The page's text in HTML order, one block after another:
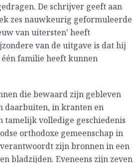
De schrijver geeft aan
zes nauwkeurig geformuleerde
van uitersten’ heeft
van de uitgave is dat hij
familie heeft kunnen
die bewaard zijn gebleven
daarbuiten, in kranten en
tamelijk volledige geschiedenis
orthodoxe gemeenschap in
zijn bronnen in een
bladzijden. Eveneens zijn zeven